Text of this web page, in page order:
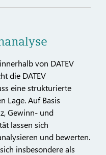
von DATEV
die DATEV
eine strukturierte
Lage. Auf Basis
Gewinn‑ und
lassen sich
und bewerten.
insbesondere als